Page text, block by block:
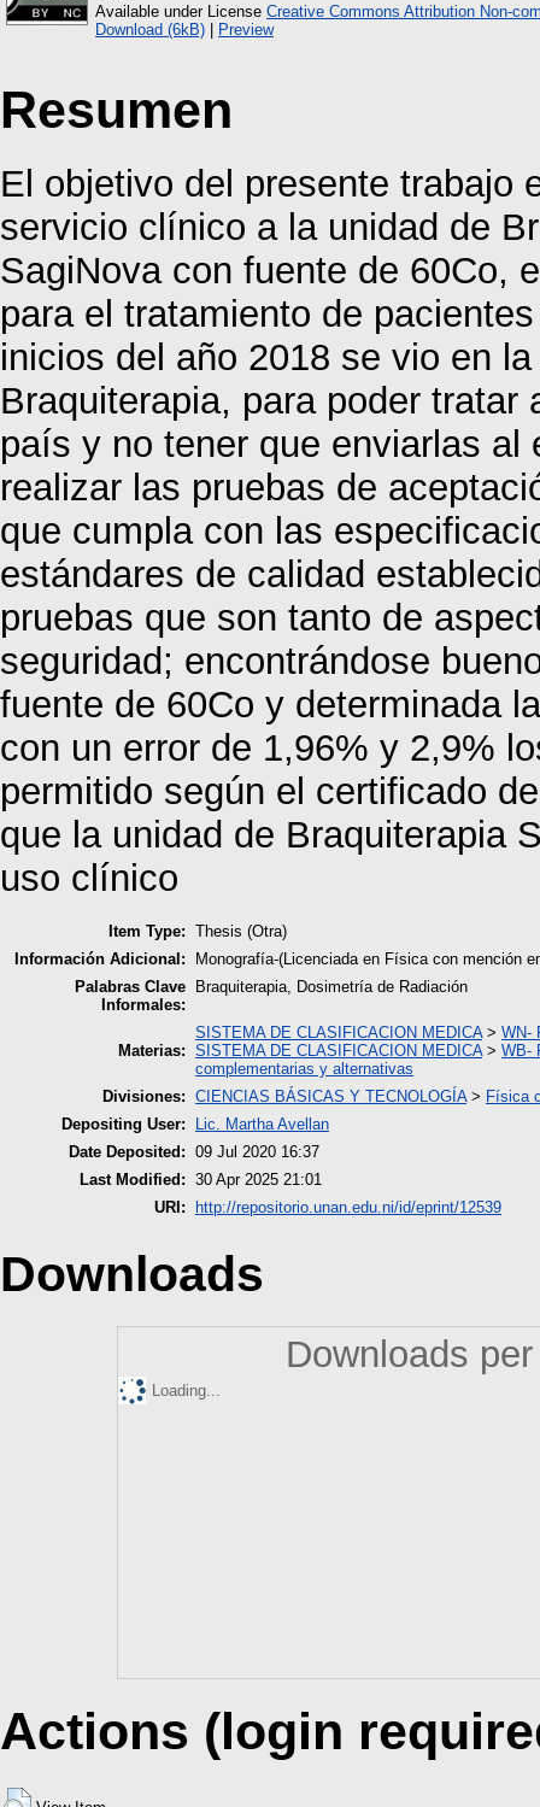
Available under License Creative Commons Attribution Non-
Download (6kB) | Preview
Resumen
El objetivo del presente trabajo
servicio clínico a la unidad de
SagiNova con fuente de 60Co,
para el tratamiento de
inicios del año 2018 se vio en
Braquiterapia, para poder
país y no tener que enviarlas
realizar las pruebas de
que cumpla con las
estándares de calidad
pruebas que son tanto de
seguridad; encontrándose
fuente de 60Co y determinada
con un error de 1,96% y 2,9%
permitido según el certificado
que la unidad de Braquiterapia
uso clínico
Item Type: Thesis (Otra)
Información Adicional:
Monografía-(Licenciada en Física con mención
Palabras Clave
Informales:
Braquiterapia, Dosimetría de Radiación
Materias:
SISTEMA DE CLASIFICACION MEDICA> WN-
SISTEMA DE CLASIFICACION MEDICA> WB-
complementarias y alternativas
Divisiones: CIENCIAS BÁSICAS Y TECNOLOGÍA> Física
Depositing User:
Lic. Martha Avellan
Date Deposited: 09 Jul 2020 16:37
Last Modified: 30 Apr 2025 21:01
URI:
http://repositorio.unan.edu.ni/id/eprint/12539
Downloads
Downloads
Loading...
Actions (login